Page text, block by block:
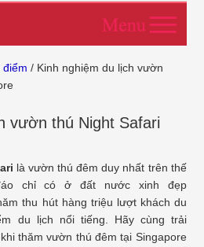
/ Kinh nghiệm du lịch vườn
vườn thú Night Safari
là vườn thú đêm duy nhất trên thế
chỉ có ở đất nước xinh đẹp
thu hút hàng triệu lượt khách du
du lịch nổi tiếng. Hãy cùng trải
thăm vườn thú đêm tại Singapore